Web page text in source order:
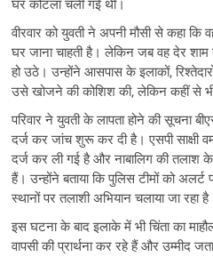
घर कोटला चली गई थी।
वीरवार को युवती ने अपनी मौसी से कहा
घर जाना चाहती है। लेकिन जब वह देर शाम
हो उठे। उन्होंने आसपास के इलाकों,
उसे खोजने की कोशिश की, लेकिन कहीं से भी
परिवार ने युवती के लापता होने की सूचना
दर्ज कर जांच शुरू कर दी है। एसपी साक्षी
दर्ज कर ली गई है और नाबालिग की तलाश
हैं। उन्होंने बताया कि पुलिस टीमों को
स्थानों पर तलाशी अभियान चलाया जा रहा
इस घटना के बाद इलाके में भी चिंता का
वापसी की प्रार्थना कर रहे हैं और उम्मीद